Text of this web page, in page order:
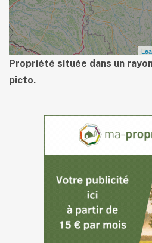
Propriété située dans un
picto.